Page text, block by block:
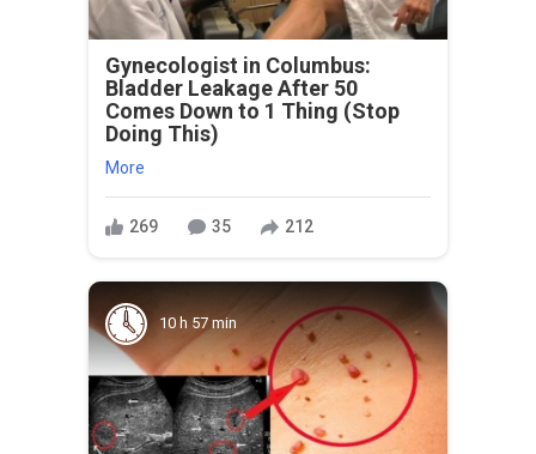
Gynecologist in Columbus:
Bladder Leakage After 50
Comes Down to 1 Thing (Stop
Doing This)
More
269 35 212
10 h 57 min